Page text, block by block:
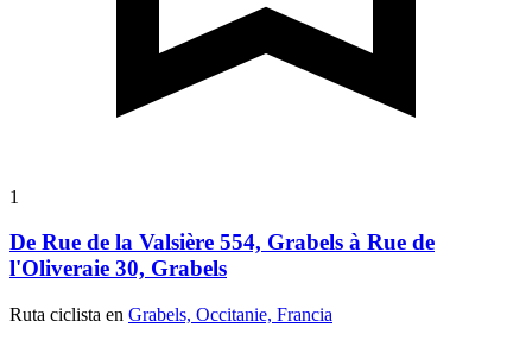
1
De Rue de la Valsière 554, Grabels à Rue de
l'Oliveraie 30, Grabels
Ruta ciclista en Grabels, Occitanie, Francia